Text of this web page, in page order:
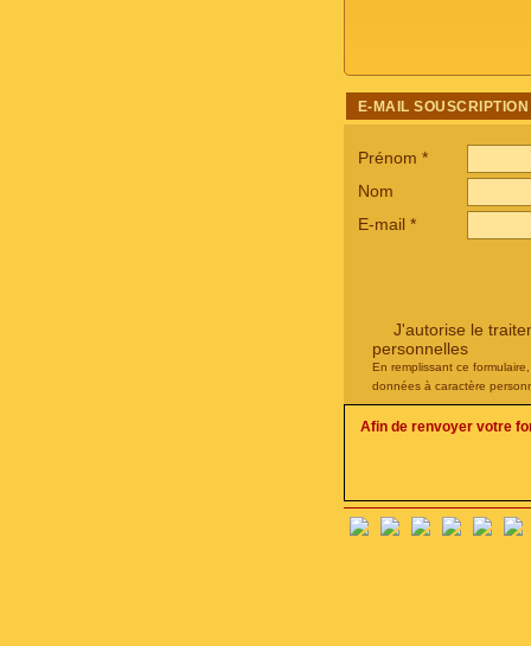
E-MAIL SOUSCRIPTION
Prénom *
Nom
E-mail *
J'autorise le
personnelles
En remplissant ce
données à caractère
Afin de renvoyer votre